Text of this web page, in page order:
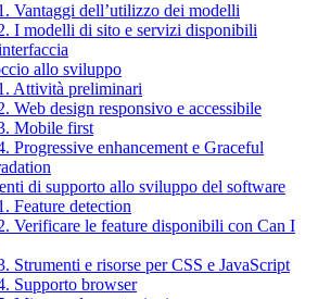
Vantaggi dell’utilizzo dei modelli
I modelli di sito e servizi disponibili
allo sviluppo
Attività preliminari
Web design responsivo e accessibile
Mobile first
Progressive enhancement e Graceful
di supporto allo sviluppo del software
Feature detection
Verificare le feature disponibili con Can I
Strumenti e risorse per CSS e JavaScript
Supporto browser